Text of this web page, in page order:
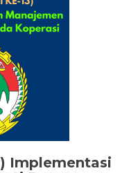
Implementasi